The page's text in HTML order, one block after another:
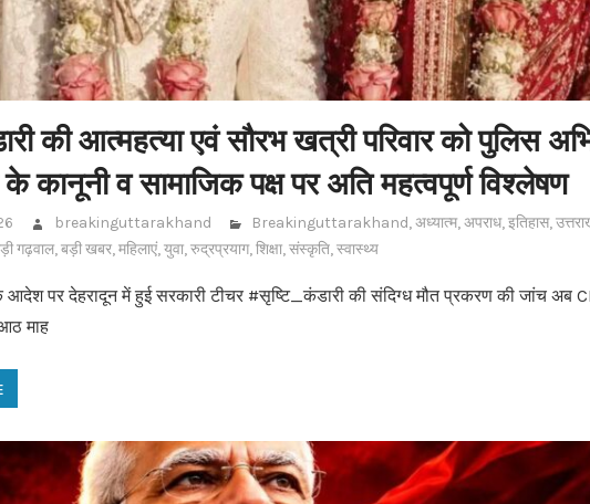
की आत्महत्या एवं सौरभ खत्री परिवार को पुलिस
कानूनी व सामाजिक पक्ष पर अति महत्वपूर्ण विश्लेषण
breakinguttarakhand Breakinguttarakhand,अध्यात्म,अपराध,इतिहास,
गढ़वाल,बड़ी खबर,महिलाएं,युवा,रुद्रप्रयाग,शिक्षा,संस्कृति,स्वास्थ्य
आदेश पर देहरादून में हुई सरकारी टीचर #सृष्टि_कंडारी की संदिग्ध मौत प्रकरण की जांच अब
माह